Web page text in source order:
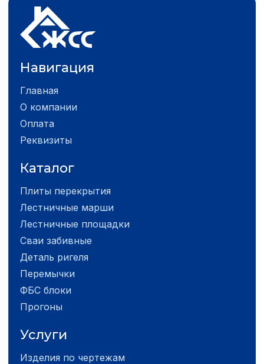
Навигация
Главная
О компании
Оплата
Реквизиты
Каталог
Плиты перекрытия
Лестничные марши
Лестничные площадки
Сваи забивные
Деталь ригеля
Перемычки
ФБС блоки
Прогоны
Услуги
Изделия по чертежам